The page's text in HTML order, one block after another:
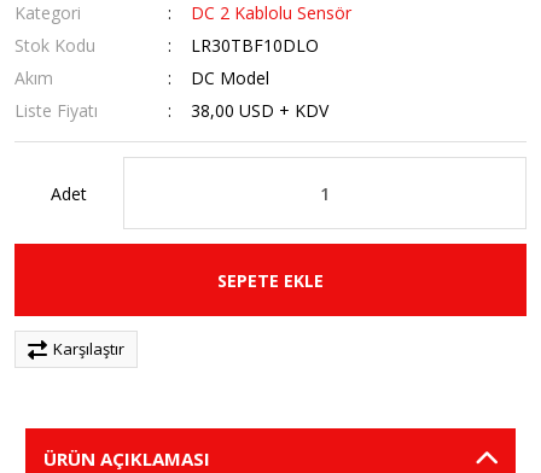
Kategori
DC 2 Kablolu Sensör
Stok Kodu
LR30TBF10DLO
Akım
DC Model
Liste Fiyatı
38,00 USD + KDV
Adet
SEPETE EKLE
Karşılaştır
ÜRÜN AÇIKLAMASI